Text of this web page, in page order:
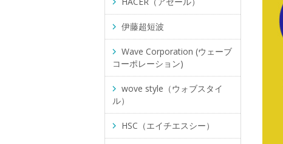
伊藤超短波
Wave Corporation (ウェーブ
コーポレーション)
wove style（ウォブスタイ
ル）
HSC（エイチエスシー）